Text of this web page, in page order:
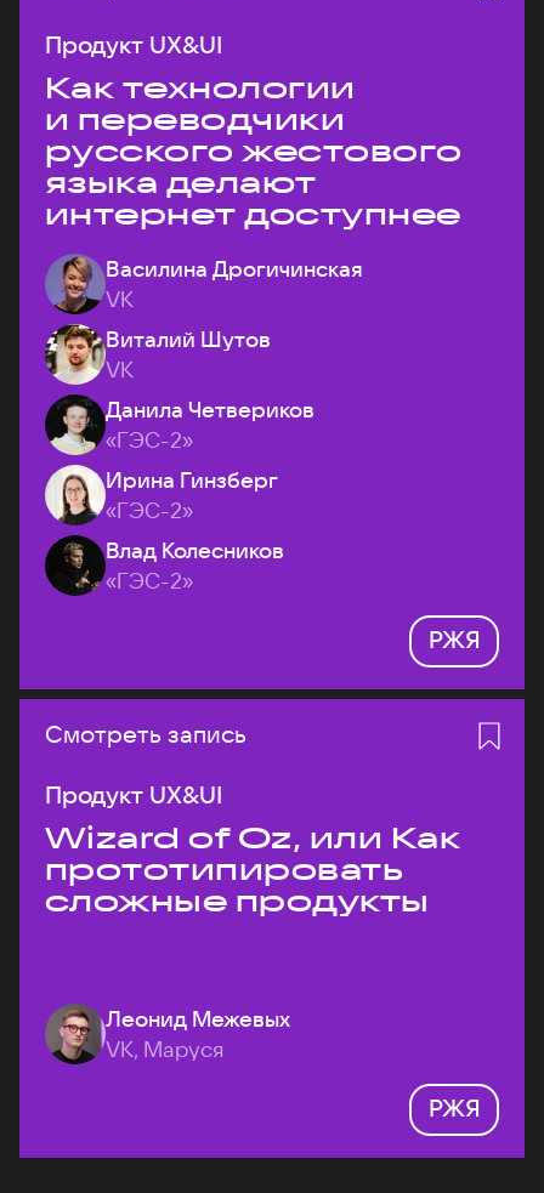
Продукт UX&UI
Как технологии
и переводчики
русского жестового
языка делают
интернет доступнее
Василина Дрогичинская
VK
Виталий Шутов
VK
Данила Четвериков
«ГЭС-2»
Ирина Гинзберг
«ГЭС-2»
Влад Колесников
«ГЭС-2»
РЖЯ
Смотреть запись
Продукт UX&UI
Wizard of Oz, или Как
прототипировать
сложные продукты
Леонид Межевых
VK, Маруся
РЖЯ